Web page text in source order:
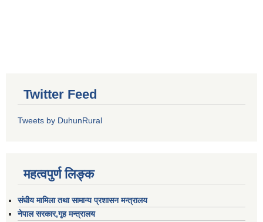
Twitter Feed
Tweets by DuhunRural
महत्वपुर्ण लिङ्क
संघीय मामिला तथा सामान्य प्रशासन मन्त्रालय
नेपाल सरकार,गृह मन्त्रालय